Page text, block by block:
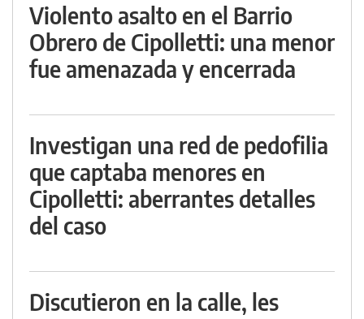
Violento asalto en el Barrio
Obrero de Cipolletti: una menor
fue amenazada y encerrada
Investigan una red de pedofilia
que captaba menores en
Cipolletti: aberrantes detalles
del caso
Discutieron en la calle, les